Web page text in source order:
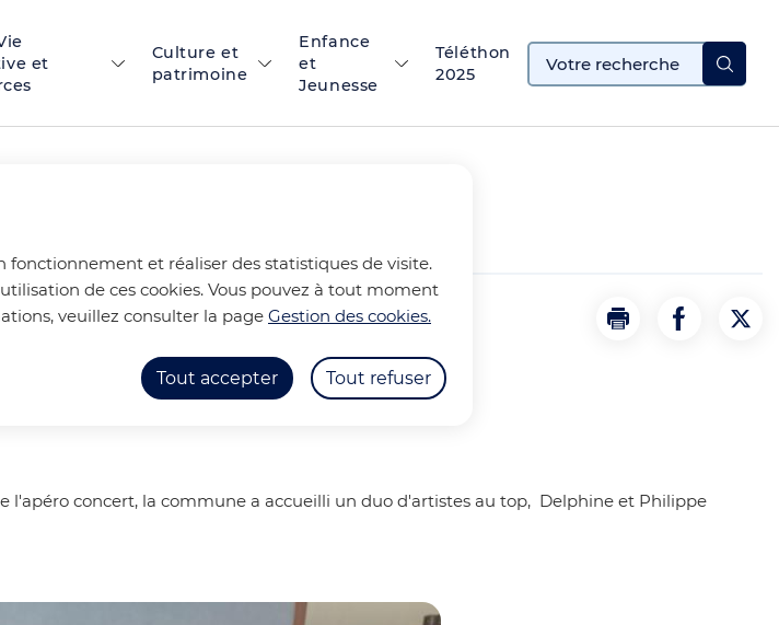
fonctionnement et réaliser des statistiques de visite.
de ces cookies. Vous pouvez à tout moment
veuillez consulter la page Gestion des cookies.
Tout accepter Tout refuser
map
et
Culture et
patrimoine
Enfance
et
Jeunesse
Téléthon
2025
APERO CONCERT 2023 LES PHOTOS ImprimerPartager la
l'apéro concert, la commune a accueilli un duo d'artistes au top, Delphine et Philippe
Zoom on image